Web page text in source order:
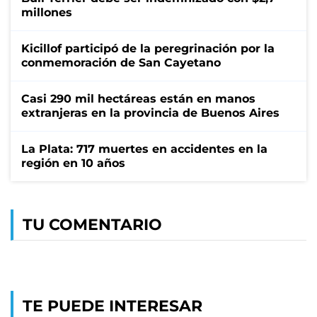
millones
Kicillof participó de la peregrinación por la
conmemoración de San Cayetano
Casi 290 mil hectáreas están en manos
extranjeras en la provincia de Buenos Aires
La Plata: 717 muertes en accidentes en la
región en 10 años
TU COMENTARIO
TE PUEDE INTERESAR